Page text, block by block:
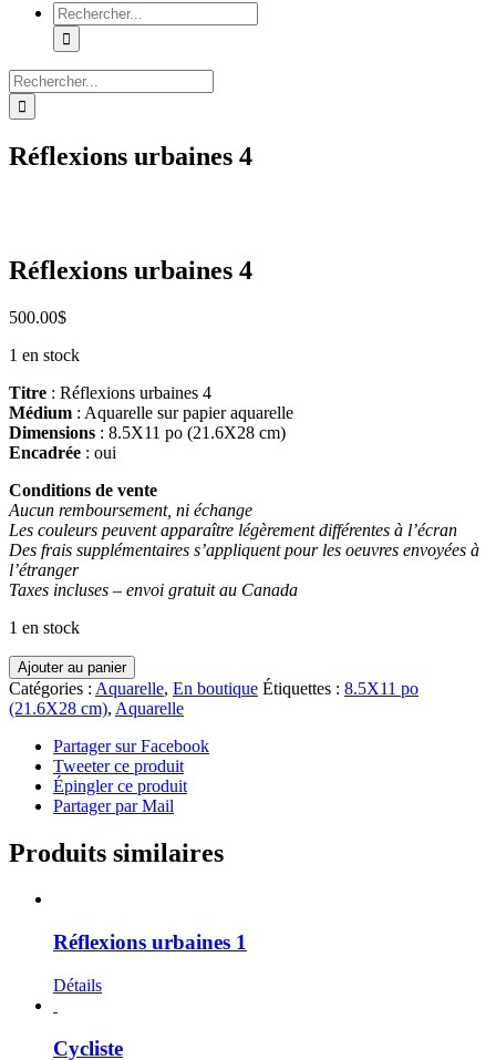
Rechercher:
Rechercher:
Réflexions urbaines 4
Réflexions urbaines 4
500.00$
1 en stock
Titre : Réflexions urbaines 4
Médium : Aquarelle sur papier aquarelle
Dimensions : 8.5X11 po (21.6X28 cm)
Encadrée : oui
Conditions de vente
Aucun remboursement, ni échange
Les couleurs peuvent apparaître légèrement différentes à l’écran
Des frais supplémentaires s’appliquent pour les oeuvres envoyées à
l’étranger
Taxes incluses – envoi gratuit au Canada
1 en stock
quantité
de
Réflexions
urbaines
Ajouter au panier
Catégories : Aquarelle, En boutique Étiquettes : 8.5X11 po
(21.6X28 cm), Aquarelle
Partager sur Facebook
Tweeter ce produit
Épingler ce produit
Partager par Mail
Produits similaires
Réflexions urbaines 1
Détails
Cycliste